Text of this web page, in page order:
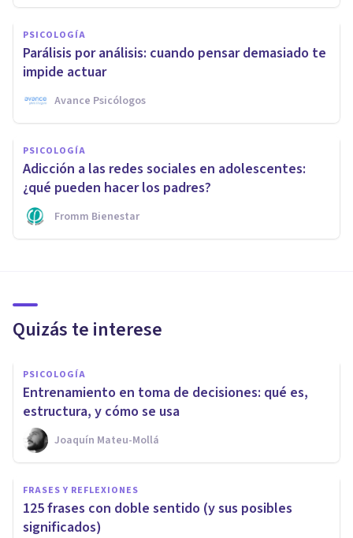
PSICOLOGÍA
Parálisis por análisis: cuando pensar demasiado te
impide actuar
Avance Psicólogos
PSICOLOGÍA
Adicción a las redes sociales en adolescentes:
¿qué pueden hacer los padres?
Fromm Bienestar
Quizás te interese
PSICOLOGÍA
Entrenamiento en toma de decisiones: qué es,
estructura, y cómo se usa
Joaquín Mateu-Mollá
FRASES Y REFLEXIONES
125 frases con doble sentido (y sus posibles
significados)